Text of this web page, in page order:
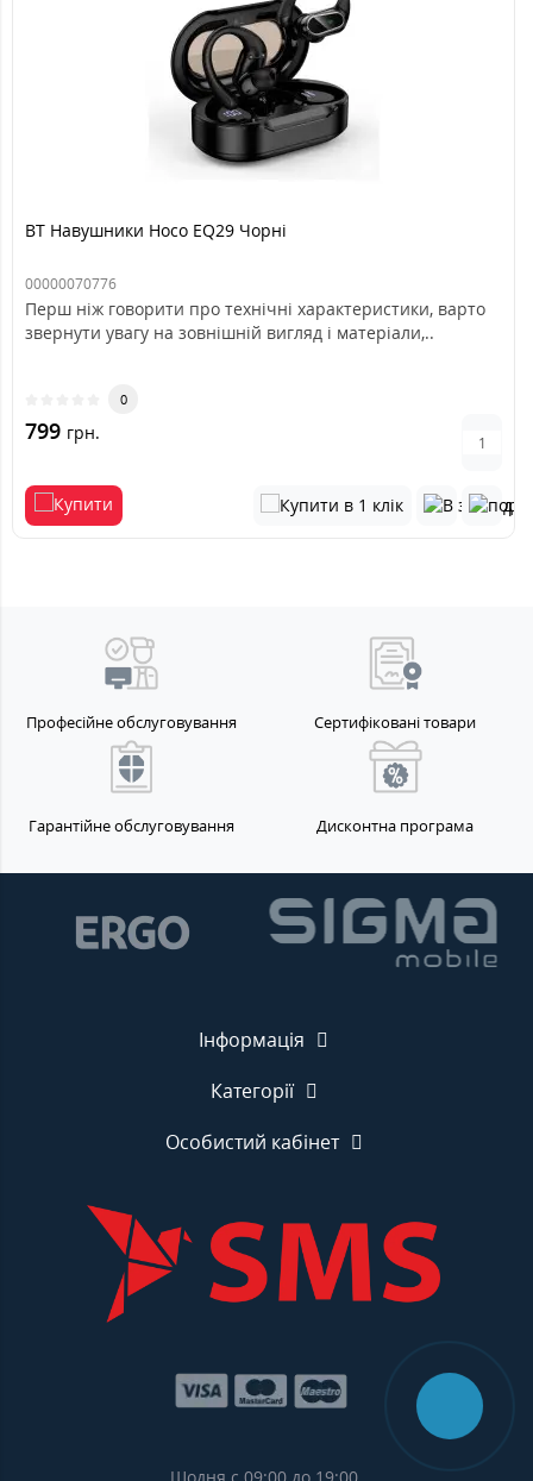
BT Навушники Hoco EQ29 Чорні
00000070776
Перш ніж говорити про технічні характеристики, варто
звернути увагу на зовнішній вигляд і матеріали,..
0
799 грн.
Професійне обслуговування Сертифіковані товари
Гарантійне обслуговування Дисконтна програма
Інформація
Категорії
Особистий кабінет